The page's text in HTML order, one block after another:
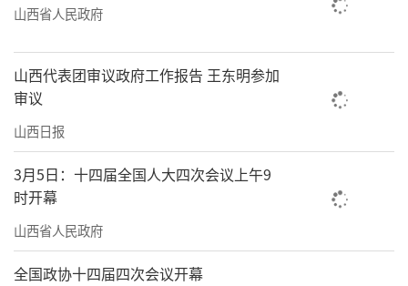
山西省人民政府
山西代表团审议政府工作报告 王东明参加
审议
山西日报
3月5日：十四届全国人大四次会议上午9
时开幕
山西省人民政府
全国政协十四届四次会议开幕